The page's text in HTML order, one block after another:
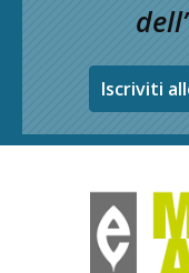
Iscriviti